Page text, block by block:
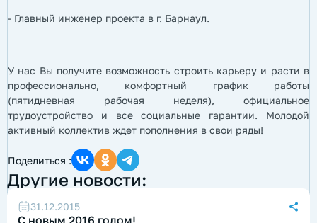
- Главный инженер проекта в г. Барнаул.
У нас Вы получите возможность строить карьеру и расти в
профессионально, комфортный график работы
(пятидневная рабочая неделя), официальное
трудоустройство и все социальные гарантии. Молодой
активный коллектив ждет пополнения в свои ряды!
Поделиться :
Другие новости:
31.12.2015
С новым 2016 годом!